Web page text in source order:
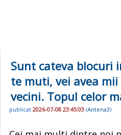
Sunt cateva blocuri
te muti, vei avea mii
vecini. Topul celor
publicat 2026-07-08 23:45:03 (Antena3)